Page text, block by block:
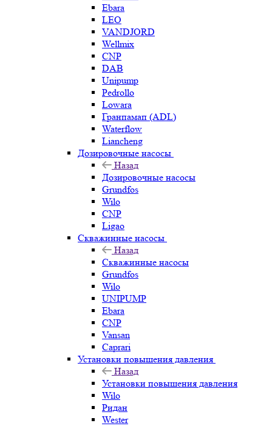
Ebara
LEO
VANDJORD
Wellmix
CNP
DAB
Unipump
Pedrollo
Lowara
Гранпамап (ADL)
Waterflow
Liancheng
Дозировочные насосы
Назад
Дозировочные насосы
Grundfos
Wilo
CNP
Ligao
Скважинные насосы
Назад
Скважинные насосы
Grundfos
Wilo
UNIPUMP
Ebara
CNP
Vansan
Caprari
Установки повышения давления
Назад
Установки повышения давления
Wilo
Ридан
Wester